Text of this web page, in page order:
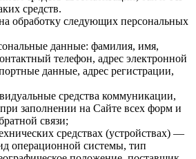
средств.
обработку следующих персональных
данные: фамилия, имя,
телефон, адрес электронной
данные, адрес регистрации,
средства коммуникации,
заполнении на Сайте всех форм и
связи;
средствах (устройствах) —
операционной системы, тип